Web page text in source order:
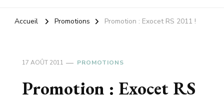
Accueil Promotions Promotion : Exocet RS 2011 !
17 AOÛT 2011 PROMOTIONS
Promotion : Exocet RS